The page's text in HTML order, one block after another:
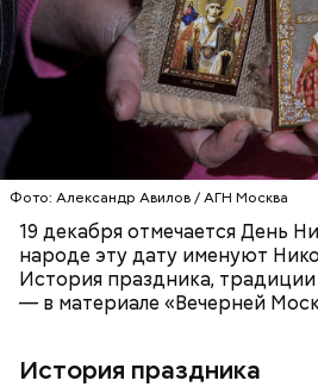
Фото: Александр Авилов / АГН Москва
19 декабря отмечается День
народе эту дату именуют
История праздника,
— в материале «Вечерней
История праздника
ХРИСТИАНСТВО
РЕЛИГИЯ